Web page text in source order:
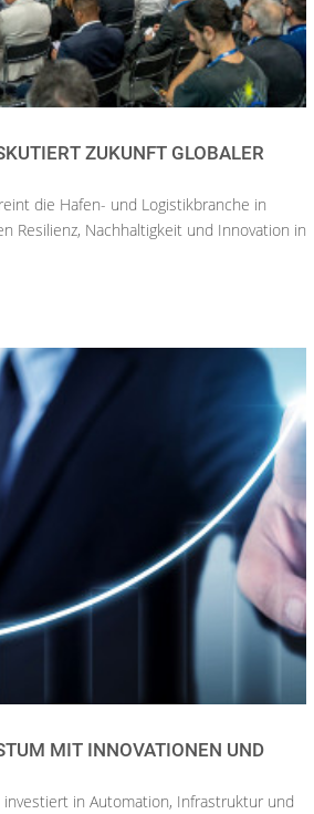
ZUKUNFT GLOBALER
die Hafen- und Logistikbranche in
Resilienz, Nachhaltigkeit und Innovation in
MIT INNOVATIONEN UND
in Automation, Infrastruktur und